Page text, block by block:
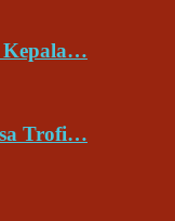
Kepala…
Trofi…